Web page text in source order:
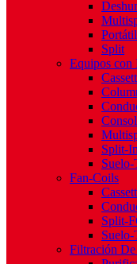
Portátil
Split
Equipos con
Split-
Fan-Coils
Split-
Suelo-
Filtración